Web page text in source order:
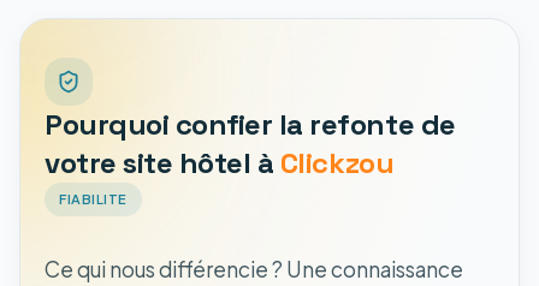
Pourquoi confier la refonte de
votre site hôtel à Clickzou
FIABILITE
Ce qui nous différencie ? Une connaissance